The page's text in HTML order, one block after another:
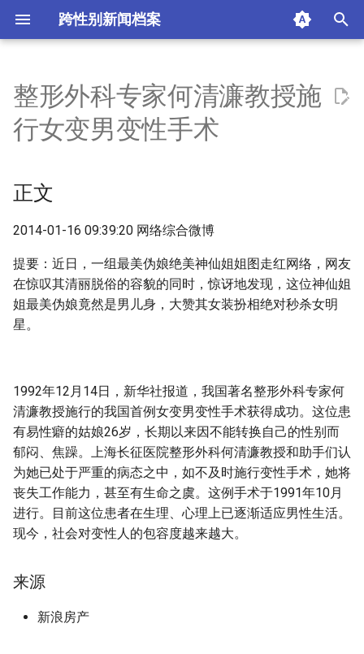
跨性别新闻档案
a
l
i
z
i
s
e
r
c
正文
时间
图片
标签
评论
摘要与附加信息
附加信息 [Processed Page
Metadata]
整形外科专家何清濂教授施
行女变男变性手术
正文
2014-01-16 09:39:20 网络综合微博
提要：近日，一组最美伪娘绝美神仙姐姐图走红网络，网友
在惊叹其清丽脱俗的容貌的同时，惊讶地发现，这位神仙姐
姐最美伪娘竟然是男儿身，大赞其女装扮相绝对秒杀女明
星。
1992年12月14日，新华社报道，我国著名整形外科专家何
清濂教授施行的我国首例女变男变性手术获得成功。这位患
有易性癖的姑娘26岁，长期以来因不能转换自己的性别而
郁闷、焦躁。上海长征医院整形外科何清濂教授和助手们认
为她已处于严重的病态之中，如不及时施行变性手术，她将
丧失工作能力，甚至有生命之虞。这例手术于1991年10月
进行。目前这位患者在生理、心理上已逐渐适应男性生活。
现今，社会对变性人的包容度越来越大。
来源
新浪房产